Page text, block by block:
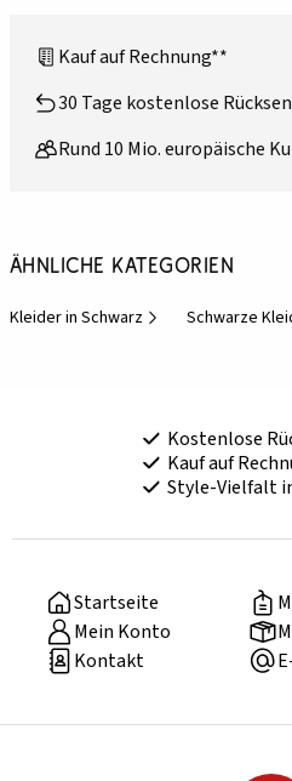
Kauf auf Rechnung**
30 Tage kostenlose
Rund 10 Mio. europäische
Ähnliche Kategorien
Kleider in Schwarz Schwarze
Kostenlose
Kauf auf
Style-Vielfalt
Startseite
Mein Konto
Kontakt